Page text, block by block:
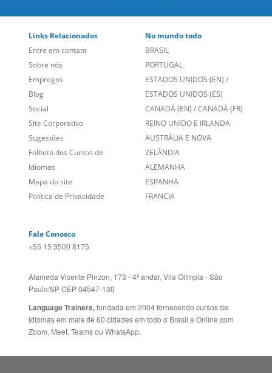
Links Relacionados
Entre em contato
Sobre nós
Empregos
Blog
Social
Site Corporativo
Sugestões
Folheto dos Cursos de
Idiomas
No mundo todo
BRASIL
PORTUGAL
ESTADOS UNIDOS (EN)/
ESTADOS UNIDOS (ES)
CANADÁ (EN) /CANADÁ (FR)
REINO UNIDO E IRLANDA
AUSTRÁLIA E NOVA
ZELÂNDIA
ALEMANHA
+55 15 3500 8175
Alameda Vicente Pinzon, 173 - 4º andar, Vila Olímpia - São
Paulo/SP CEP 04547-130
Language Trainers,fundada em 2004 fornecendo cursos de